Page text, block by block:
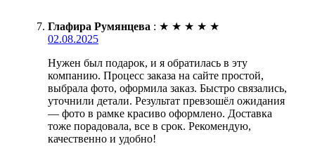
Глафира Румянцева : ★ ★ ★ ★ ★
02.08.2025
Нужен был подарок, и я обратилась в эту
компанию. Процесс заказа на сайте простой,
выбрала фото, оформила заказ. Быстро связались,
уточнили детали. Результат превзошёл ожидания
— фото в рамке красиво оформлено. Доставка
тоже порадовала, все в срок. Рекомендую,
качественно и удобно!